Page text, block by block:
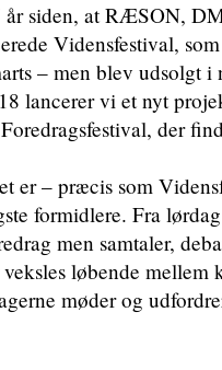
år siden, at RÆSON,
Vidensfestival,
– men blev udsolgt
lancerer vi et nyt
der
er – præcis som
formidlere. Fra
men samtaler,
løbende
møder og